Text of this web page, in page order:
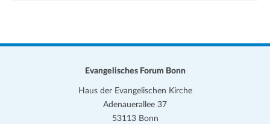
Evangelisches Forum Bonn
Haus der Evangelischen Kirche
Adenauerallee 37
53113 Bonn